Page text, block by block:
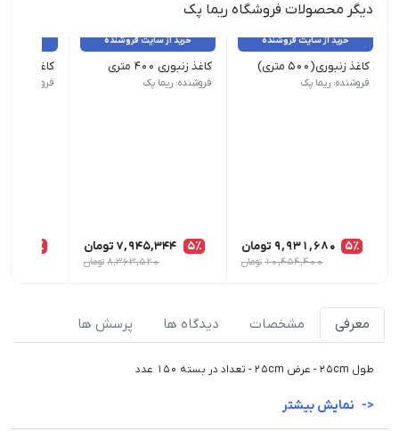
دیگر محصولات فروشگاه ریما پک
خرید از سایت فروشنده
کاغذ زنبوری(۵۰۰ متری)
فروشنده: ریما پک
5٪ 9,931,680 تومان
10,454,400 تومان
خرید از سایت فروشنده
کاغذ زنبوری ۴۰۰ متری
فروشنده: ریما پک
5٪ 7,945,344 تومان
8,363,520 تومان
کاغذ زنبوری ۳۰۰
فروشنده:
5٪
معرفی مشخصات دیدگاه ها پرسش ها
طول 25cm - عرض 25cm - تعداد در بسته 150 عدد